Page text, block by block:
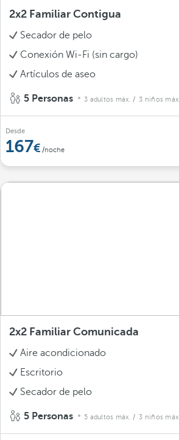
2x2 Familiar Contigua
Secador de pelo
Conexión Wi-Fi (sin cargo)
Artículos de aseo
5 Personas 3 adultos máx. / 3 niños máx.
Desde
167 /noche
2x2 Familiar Comunicada
Aire acondicionado
Escritorio
Secador de pelo
5 Personas 5 adultos máx. / 3 niños máx.